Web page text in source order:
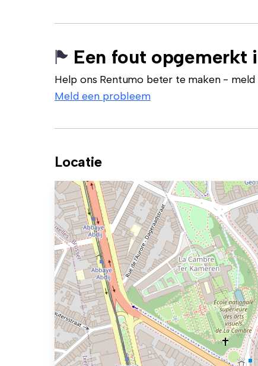
Een fout opgemerkt
Help ons Rentumo beter te maken -
Meld een probleem
Locatie